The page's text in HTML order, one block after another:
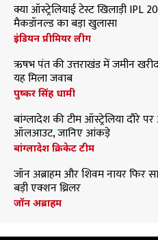
क्या ऑस्ट्रेलियाई टेस्ट खिलाड़ी IPL
मैकडॉनल्ड का बड़ा खुलासा
इंडियन प्रीमियर लीग
ऋषभ पंत की उत्तराखंड में जमीन
यह मिला जवाब
पुष्कर सिंह धामी
बांग्लादेश की टीम ऑस्ट्रेलिया दौरे
ऑलआउट, जानिए आंकड़े
बांग्लादेश क्रिकेट टीम
जॉन अब्राहम और शिवम नायर फिर
बड़ी एक्शन थ्रिलर
जॉन अब्राहम